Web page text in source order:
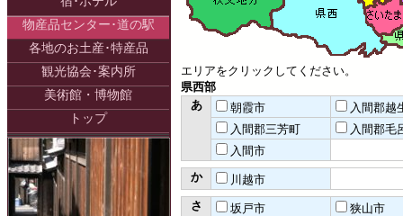
物産品センター･道の駅
各地のお土産･特産品
観光協会･案内所
美術館・博物館
トップ
エリアをクリックしてください。
県西部
あ
朝霞市
入間郡越
入間郡三芳町
入間郡毛
入間市
か
川越市
さ
坂戸市
狭山市